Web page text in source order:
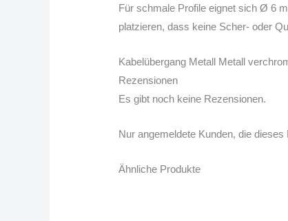
Für schmale Profile eignet sich Ø 6
platzieren, dass keine Scher- oder
Kabelübergang Metall Metall
Rezensionen
Es gibt noch keine Rezensionen.
Nur angemeldete Kunden, die
Ähnliche Produkte